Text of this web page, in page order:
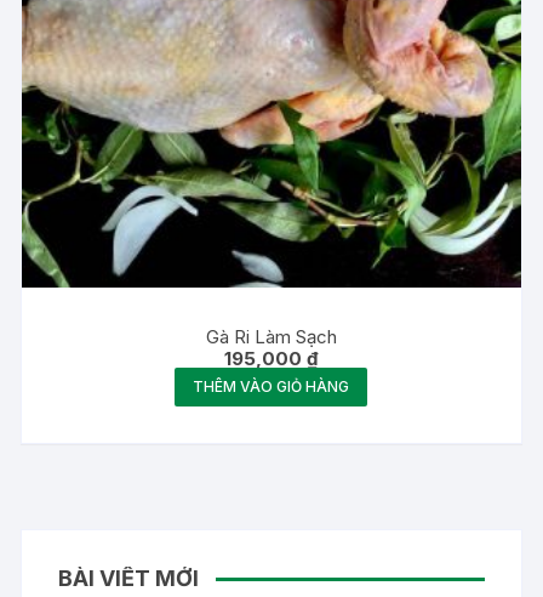
Gà Ri Làm Sạch
195,000₫
THÊM VÀO GIỎ HÀNG
BÀI VIẾT MỚI